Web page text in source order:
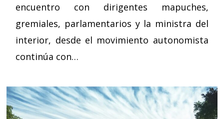
encuentro con dirigentes mapuches,
gremiales, parlamentarios y la ministra del
interior, desde el movimiento autonomista
continúa con…